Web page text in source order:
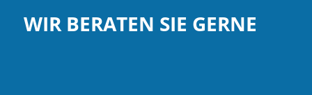
WIR BERATEN SIE GERNE